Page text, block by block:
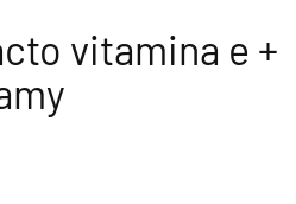
vitamina e +